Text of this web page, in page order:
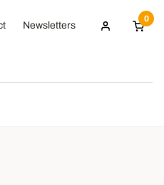
Newsletters
0